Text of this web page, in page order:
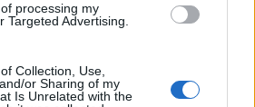
processing my
Targeted Advertising.
Collection, Use,
or Sharing of my
Is Unrelated with the